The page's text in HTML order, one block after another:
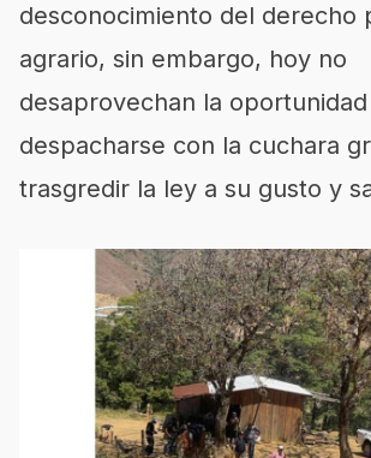
desconocimiento del derecho
agrario, sin embargo, hoy no
desaprovechan la
despacharse con la cuchara
trasgredir la ley a su gusto y